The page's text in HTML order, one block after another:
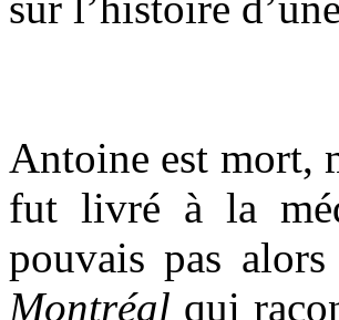
Antoine est mort,
fut livré à la
pouvais pas
Montréal qui